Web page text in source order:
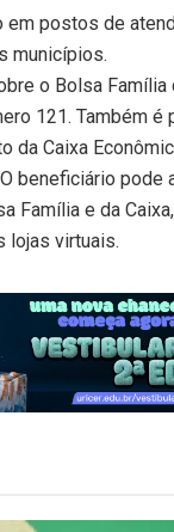
em postos de
municípios.
o Bolsa Família
121. Também
da Caixa
beneficiário pode
Família e da
lojas virtuais.